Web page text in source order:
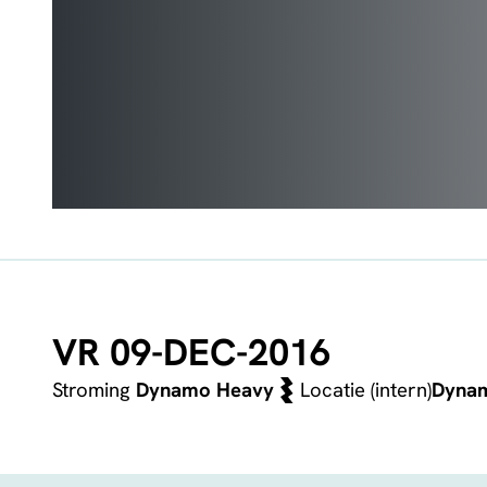
VR 09-DEC-2016
Stroming Dynamo Heavy Locatie (intern)